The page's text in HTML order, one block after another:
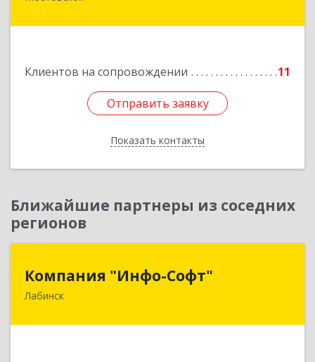
Клиентов на сопровождении 11
Отправить заявку
Показать контакты
Отправить заявку
Назад
Ближайшие партнеры из соседних
регионов
Компания "Инфо-Софт"
Лабинск
Компания "Инфо-Софт"
352500, Краснодарский край, Лабинский р-н,